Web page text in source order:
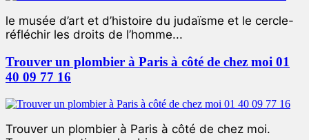
le musée d’art et d’histoire du judaïsme et le cercle-
réfléchir les droits de l’homme...
Trouver un plombier à Paris à côté de chez moi 01
40 09 77 16
Trouver un plombier à Paris à côté de chez moi.